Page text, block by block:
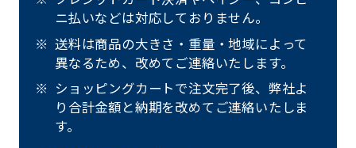
ニ払いなどは対応しておりません。
送料は商品の大きさ・重量・地域によって
異なるため、改めてご連絡いたします。
ショッピングカートで注文完了後、弊社よ
り合計金額と納期を改めてご連絡いたしま
す。